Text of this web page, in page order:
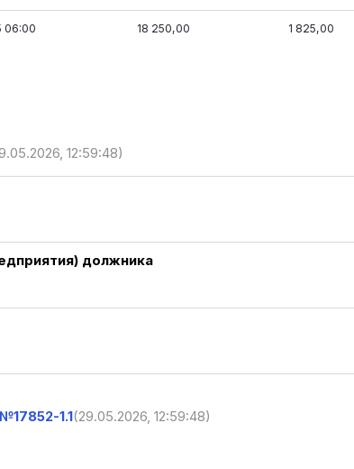
06:00 18 250,00 1 825,00
12:59:48)
должника
1.1(29.05.2026, 12:59:48)